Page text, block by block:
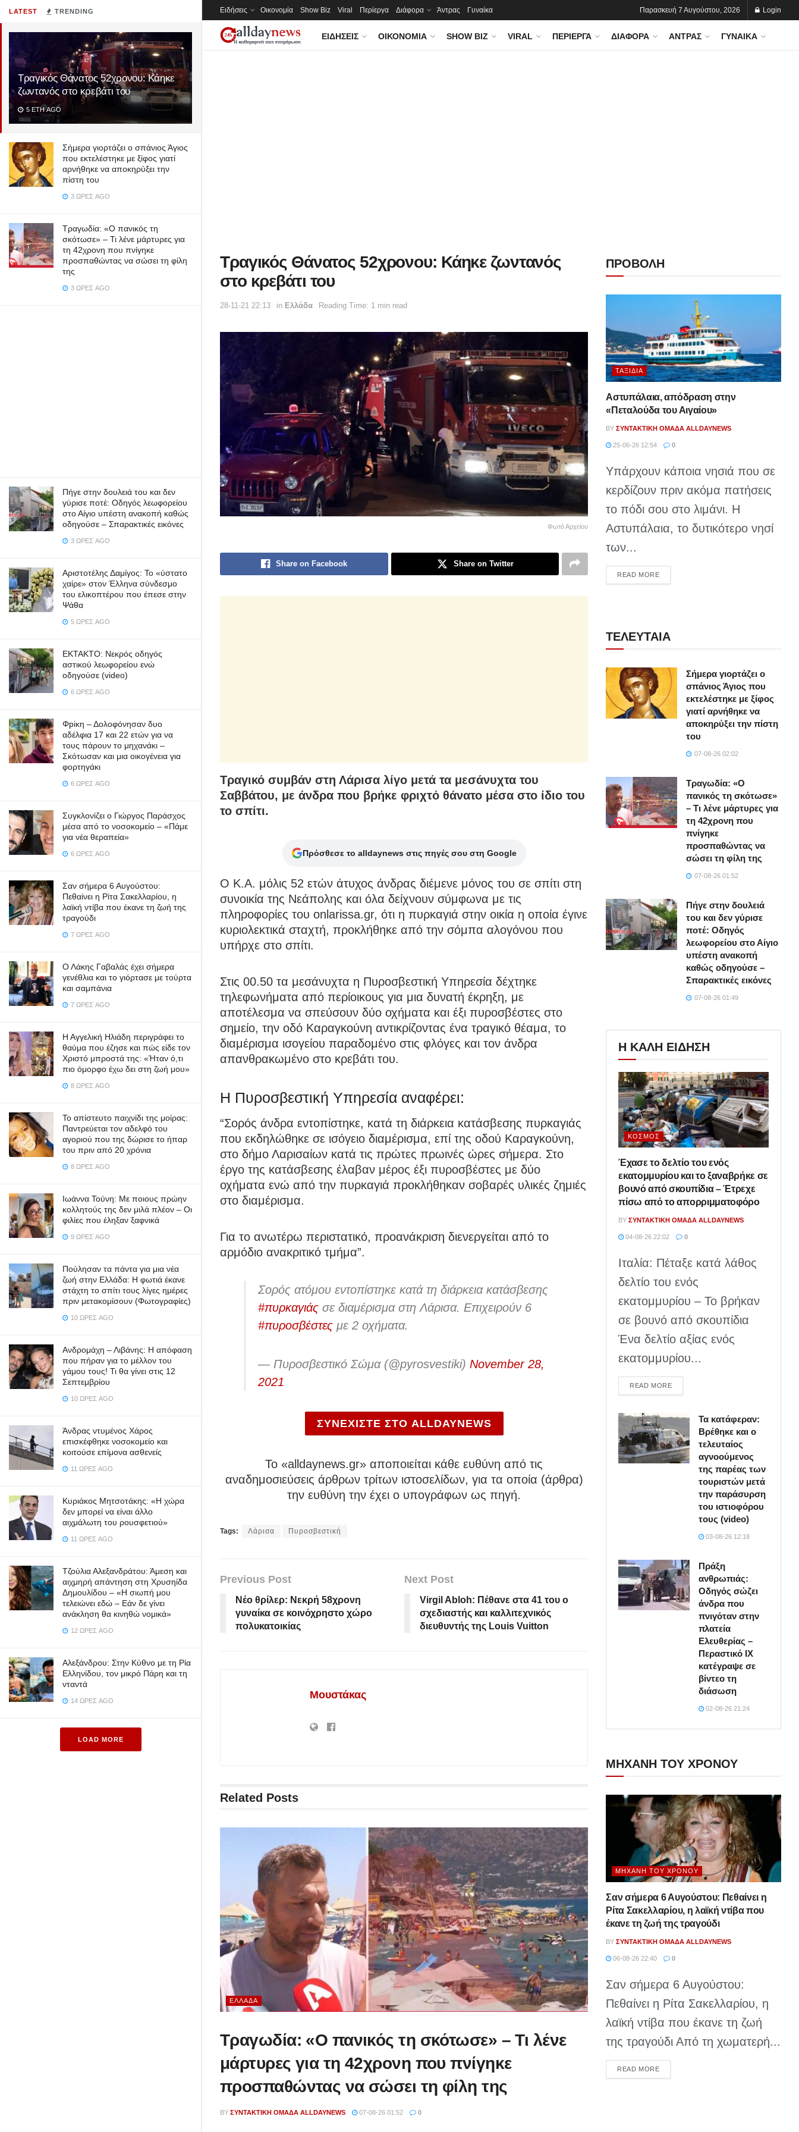
LATEST TRENDING
Τραγικός Θάνατος 52χρονου: Κάηκε
ζωντανός στο κρεβάτι του
5 ΈΤΗ AGO
Σήμερα γιορτάζει ο σπάνιος Άγιος
που εκτελέστηκε με ξίφος γιατί
αρνήθηκε να αποκηρύξει την
πίστη του
3 ΏΡΕΣ AGO
Τραγωδία: «Ο πανικός τη
σκότωσε» – Τι λένε μάρτυρες για
τη 42χρονη που πνίγηκε
προσπαθώντας να σώσει τη φίλη
της
3 ΏΡΕΣ AGO
Πήγε στην δουλειά του και δεν
γύρισε ποτέ: Οδηγός λεωφορείου
στο Αίγιο υπέστη ανακοπή καθώς
οδηγούσε – Σπαρακτικές εικόνες
3 ΏΡΕΣ AGO
Αριστοτέλης Δαμίγος: Το «ύστατο
χαίρε» στον Έλληνα σύνδεσμο
του ελικοπτέρου που έπεσε στην
Ψάθα
5 ΏΡΕΣ AGO
ΕΚΤΑΚΤΟ: Νεκρός οδηγός
αστικού λεωφορείου ενώ
οδηγούσε (video)
6 ΏΡΕΣ AGO
Φpiκη – Δολοφόνησαν δυο
αδέλφια 17 και 22 ετών για να
τους πάρουν το μηχανάκι –
Σκότωσαν και μια οικογένεια για
φορτηγάκι
6 ΏΡΕΣ AGO
Συγκλονίζει ο Γιώργος Παράσχος
μέσα από το νοσοκομείο – «Πάμε
για νέα θεραπεία»
6 ΏΡΕΣ AGO
Σαν σήμερα 6 Αυγούστου:
Πεθαίνει η Ρίτα Σακελλαρίου, η
λαϊκή ντίβα που έκανε τη ζωή της
τραγούδι
7 ΏΡΕΣ AGO
Ο Λάκης Γαβαλάς έχει σήμερα
γενέθλια και το γιόρτασε με τούρτα
και σαμπάνια
7 ΏΡΕΣ AGO
Η Αγγελική Ηλιάδη περιγράφει το
θαύμα που έζησε και πώς είδε τον
Χριστό μπροστά της: «Ήταν ό,τι
πιο όμορφο έχω δει στη ζωή μου»
8 ΏΡΕΣ AGO
Το απίστευτο παιχνίδι της μοίρας:
Παντρεύεται τον αδελφό του
αγοριού που της δώρισε το ήπαρ
του πριν από 20 χρόνια
8 ΏΡΕΣ AGO
Ιωάννα Τούνη: Με ποιους πρώην
κολλητούς της δεν μιλά πλέον – Οι
φιλίες που έληξαν ξαφνικά
9 ΏΡΕΣ AGO
Πούλησαν τα πάντα για μια νέα
ζωή στην Ελλάδα: Η φωτιά έκανε
στάχτη το σπίτι τους λίγες ημέρες
πριν μετακομίσουν (Φωτογραφίες)
10 ΏΡΕΣ AGO
Ανδρομάχη – Λιβάνης: Η απόφαση
που πήραν για το μέλλον του
γάμου τους! Τι θα γίνει στις 12
Σεπτεμβρίου
10 ΏΡΕΣ AGO
Άνδρας ντυμένος Χάρος
επισκέφθηκε νοσοκομείο και
κοιτούσε επίμονα ασθενείς
11 ΏΡΕΣ AGO
Κυριάκος Μητσοτάκης: «Η χώρα
δεν μπορεί να είναι άλλο
αιχμάλωτη του ρουσφετιού»
11 ΏΡΕΣ AGO
Τζούλια Αλεξανδράτου: Άμεση και
αιχμηρή απάντηση στη Χρυσηίδα
Δημουλίδου – «Η σιωπή μου
τελειώνει εδώ – Εάν δε γίνει
ανάκληση θα κινηθώ νομικά»
12 ΏΡΕΣ AGO
Αλεξάνδρου: Στην Κύθνο με τη Ρία
Ελληνίδου, τον μικρό Πάρη και τη
νταντά
14 ΏΡΕΣ AGO
LOAD MORE
Ειδήσεις Οικονομία Show Biz Viral Περίεργα Διάφορα Άντρας Γυναίκα Παρασκευή 7 Αυγούστου, 2026 Login
ΕΙΔΉΣΕΙΣ ΟΙΚΟΝΟΜΊΑ SHOW BIZ VIRAL ΠΕΡΊΕΡΓΑ ΔΙΆΦΟΡΑ ΆΝΤΡΑΣ ΓΥΝΑΊΚΑ
Τραγικός Θάνατος 52χρονου: Κάηκε ζωντανός
στο κρεβάτι του
28-11-21 22:13 in Ελλάδα Reading Time: 1 min read
Φωτό Αρχείου
Share on Facebook Share on Twitter
Τραγικό συμβάν στη Λάρισα λίγο μετά τα μεσάνυχτα του
Σαββάτου, με άνδρα που βρήκε φριχτό θάνατο μέσα στο ίδιο του
το σπίτι.
Πρόσθεσε το alldaynews στις πηγές σου στη Google
Ο Κ.Α. μόλις 52 ετών άτυχος άνδρας διέμενε μόνος του σε σπίτι στη
συνοικία της Νεάπολης και όλα δείχνουν σύμφωνα με τις
πληροφορίες του onlarissa.gr, ότι η πυρκαγιά στην οικία η οποία έγινε
κυριολεκτικά σταχτή, προκλήθηκε από την σόμπα αλογόνου που
υπήρχε στο σπίτι.
Στις 00.50 τα μεσάνυχτα η Πυροσβεστική Υπηρεσία δέχτηκε
τηλεφωνήματα από περίοικους για μια δυνατή έκρηξη, με
αποτέλεσμα να σπεύσουν δύο οχήματα και έξι πυροσβέστες στο
σημείο, την οδό Καραγκούνη αντικρίζοντας ένα τραγικό θέαμα, το
διαμέρισμα ισογείου παραδομένο στις φλόγες και τον άνδρα
απανθρακωμένο στο κρεβάτι του.
Η Πυροσβεστική Υπηρεσία αναφέρει:
“Σορός άνδρα εντοπίστηκε, κατά τη διάρκεια κατάσβεσης πυρκαγιάς
που εκδηλώθηκε σε ισόγειο διαμέρισμα, επί της οδού Καραγκούνη,
στο δήμο Λαρισαίων κατά τις πρώτες πρωινές ώρες σήμερα. Στο
έργο της κατάσβεσης έλαβαν μέρος έξι πυροσβέστες με δύο
οχήματα ενώ από την πυρκαγιά προκλήθηκαν σοβαρές υλικές ζημιές
στο διαμέρισμα.
Για το ανωτέρω περιστατικό, προανάκριση διενεργείται από το
αρμόδιο ανακριτικό τμήμα”.
Σορός ατόμου εντοπίστηκε κατά τη διάρκεια κατάσβεσης
#πυρκαγιάς σε διαμέρισμα στη Λάρισα. Επιχειρούν 6
#πυροσβέστες με 2 οχήματα.
— Πυροσβεστικό Σώμα (@pyrosvestiki) November 28,
2021
ΣΥΝΕΧΙΣΤΕ ΣΤΟ ALLDAYNEWS
To «alldaynews.gr» αποποιείται κάθε ευθύνη από τις
αναδημοσιεύσεις άρθρων τρίτων ιστοσελίδων, για τα οποία (άρθρα)
την ευθύνη την έχει ο υπογράφων ως πηγή.
Tags: Λάρισα Πυροσβεστική
Previous Post
Νέο θρίλερ: Νεκρή 58χρονη
γυναίκα σε κοινόχρηστο χώρο
πολυκατοικίας
Next Post
Virgil Abloh: Πέθανε στα 41 του ο
σχεδιαστής και καλλιτεχνικός
διευθυντής της Louis Vuitton
Μουστάκας
Related Posts
ΕΛΛΆΔΑ
Τραγωδία: «Ο πανικός τη σκότωσε» – Τι λένε
μάρτυρες για τη 42χρονη που πνίγηκε
προσπαθώντας να σώσει τη φίλη της
BY ΣΥΝΤΑΚΤΙΚΉ ΟΜΆΔΑ ALLDAYNEWS 07-08-26 01:52 0
ΠΡΟΒΟΛΗ
ΤΑΞΊΔΙΑ
Αστυπάλαια, απόδραση στην
«Πεταλούδα του Αιγαίου»
BY ΣΥΝΤΑΚΤΙΚΉ ΟΜΆΔΑ ALLDAYNEWS
25-06-26 12:54 0
Υπάρχουν κάποια νησιά που σε
κερδίζουν πριν ακόμα πατήσεις
το πόδι σου στο λιμάνι. Η
Αστυπάλαια, το δυτικότερο νησί
των...
READ MOREDETAILS
ΤΕΛΕΥΤΑΙΑ
Σήμερα γιορτάζει ο
σπάνιος Άγιος που
εκτελέστηκε με ξίφος
γιατί αρνήθηκε να
αποκηρύξει την πίστη
του
07-08-26 02:02
Τραγωδία: «Ο
πανικός τη σκότωσε»
– Τι λένε μάρτυρες για
τη 42χρονη που
πνίγηκε
προσπαθώντας να
σώσει τη φίλη της
07-08-26 01:52
Πήγε στην δουλειά
του και δεν γύρισε
ποτέ: Οδηγός
λεωφορείου στο Αίγιο
υπέστη ανακοπή
καθώς οδηγούσε –
Σπαρακτικές εικόνες
07-08-26 01:49
Η ΚΑΛΗ ΕΙΔΗΣΗ
ΚΌΣΜΟΣ
Έχασε το δελτίο του ενός
εκατομμυρίου και το ξαναβρήκε σε
βουνό από σκουπίδια – Έτρεχε
πίσω από το απορριμματοφόρο
BY ΣΥΝΤΑΚΤΙΚΉ ΟΜΆΔΑ ALLDAYNEWS
04-08-26 22:02 0
Ιταλία: Πέταξε κατά λάθος
δελτίο του ενός
εκατομμυρίου – Το βρήκαν
σε βουνό από σκουπίδια
Ένα δελτίο αξίας ενός
εκατομμυρίου...
READ MOREDETAILS
Τα κατάφεραν:
Βρέθηκε και ο
τελευταίος
αγνοούμενος
της παρέας των
τουριστών μετά
την παράσυρση
του ιστιοφόρου
τους (video)
03-08-26 12:18
Πράξη
ανθρωπιάς:
Οδηγός σώζει
άνδρα που
πνιγόταν στην
πλατεία
Ελευθερίας –
Περαστικό ΙΧ
κατέγραψε σε
βίντεο τη
διάσωση
02-08-26 21:24
ΜΗΧΑΝΗ ΤΟΥ ΧΡΟΝΟΥ
ΜΗΧΑΝΉ ΤΟΥ ΧΡΌΝΟΥ
Σαν σήμερα 6 Αυγούστου: Πεθαίνει η
Ρίτα Σακελλαρίου, η λαϊκή ντίβα που
έκανε τη ζωή της τραγούδι
BY ΣΥΝΤΑΚΤΙΚΉ ΟΜΆΔΑ ALLDAYNEWS
06-08-26 22:40 0
Σαν σήμερα 6 Αυγούστου:
Πεθαίνει η Ρίτα Σακελλαρίου, η
λαϊκή ντίβα που έκανε τη ζωή
της τραγούδι Από τη χωματερή...
READ MOREDETAILS